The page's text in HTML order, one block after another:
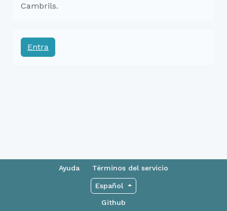
Cambrils.
Entra
Ayuda Términos del servicio
Español
Github